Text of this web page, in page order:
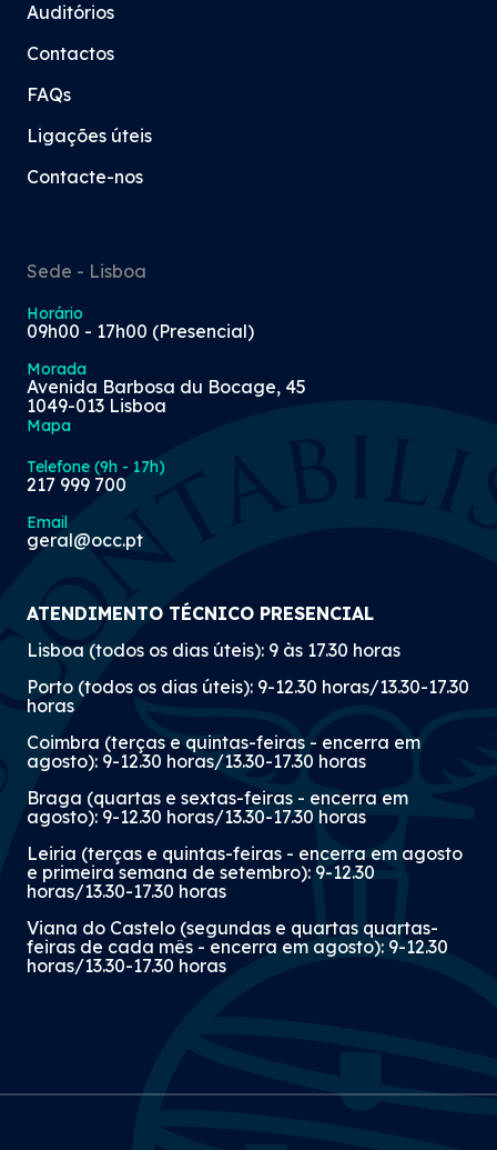
Auditórios
Contactos
FAQs
Ligações úteis
Contacte-nos
Sede - Lisboa
Horário
09h00 - 17h00 (Presencial)
Morada
Avenida Barbosa du Bocage, 45
1049-013 Lisboa
Mapa
Telefone (9h - 17h)
217 999 700
Email
geral@occ.pt
ATENDIMENTO TÉCNICO PRESENCIAL
Lisboa (todos os dias úteis): 9 às 17.30 horas
Porto (todos os dias úteis): 9-12.30 horas/13.30-17.30
horas
Coimbra (terças e quintas-feiras - encerra em
agosto): 9-12.30 horas/13.30-17.30 horas
Braga (quartas e sextas-feiras - encerra em
agosto): 9-12.30 horas/13.30-17.30 horas
Leiria (terças e quintas-feiras - encerra em agosto
e primeira semana de setembro): 9-12.30
horas/13.30-17.30 horas
Viana do Castelo (segundas e quartas quartas-
feiras de cada mês - encerra em agosto): 9-12.30
horas/13.30-17.30 horas